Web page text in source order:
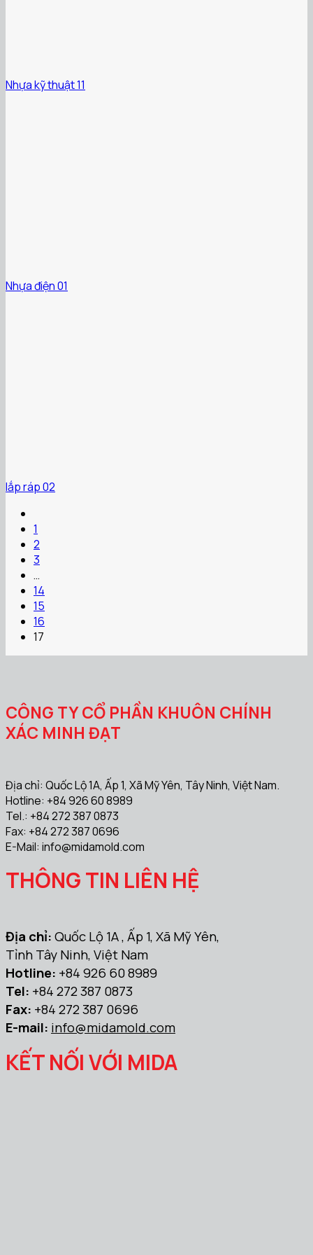
Nhựa kỹ thuật 11
Nhựa điện 01
lắp ráp 02
1
2
3
…
14
15
16
17
CÔNG TY CỔ PHẦN KHUÔN CHÍNH
XÁC MINH ĐẠT
Địa chỉ: Quốc Lộ 1A, Ấp 1, Xã Mỹ Yên, Tây Ninh, Việt Nam.
Hotline: +84 926 60 8989
Tel.: +84 272 387 0873
Fax: +84 272 387 0696
E-Mail: info@midamold.com
THÔNG TIN LIÊN HỆ
Địa chỉ:Quốc Lộ 1A , Ấp 1, Xã Mỹ Yên,
Tỉnh Tây Ninh, Việt Nam
Hotline: +84 926 60 8989
Tel: +84 272 387 0873
Fax: +84 272 387 0696
E-mail: info@midamold.com
KẾT NỐI VỚI MIDA